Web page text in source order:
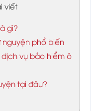
viết
gì?
phổ biến
vụ bảo hiểm ô
tại đâu?